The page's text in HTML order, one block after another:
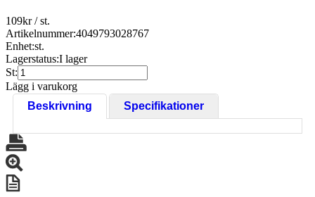
109kr/ st.
Artikelnummer:4049793028767
Enhet:st.
Lagerstatus:I lager
St:
Lägg i varukorg
Beskrivning
Specifikationer